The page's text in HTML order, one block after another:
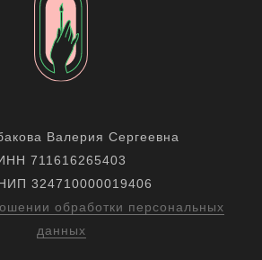
Валерия Сергеевна
711616265403
324710000019406
обработки персональных
данных